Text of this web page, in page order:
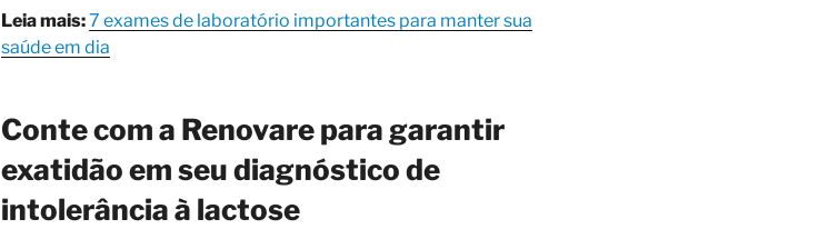
Leia mais:7 exames de laboratório importantes para manter sua
saúde em dia
Conte com a Renovare para garantir
exatidão em seu diagnóstico de
intolerância à lactose